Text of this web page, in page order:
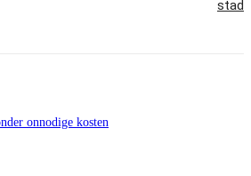
stad
onnodige kosten